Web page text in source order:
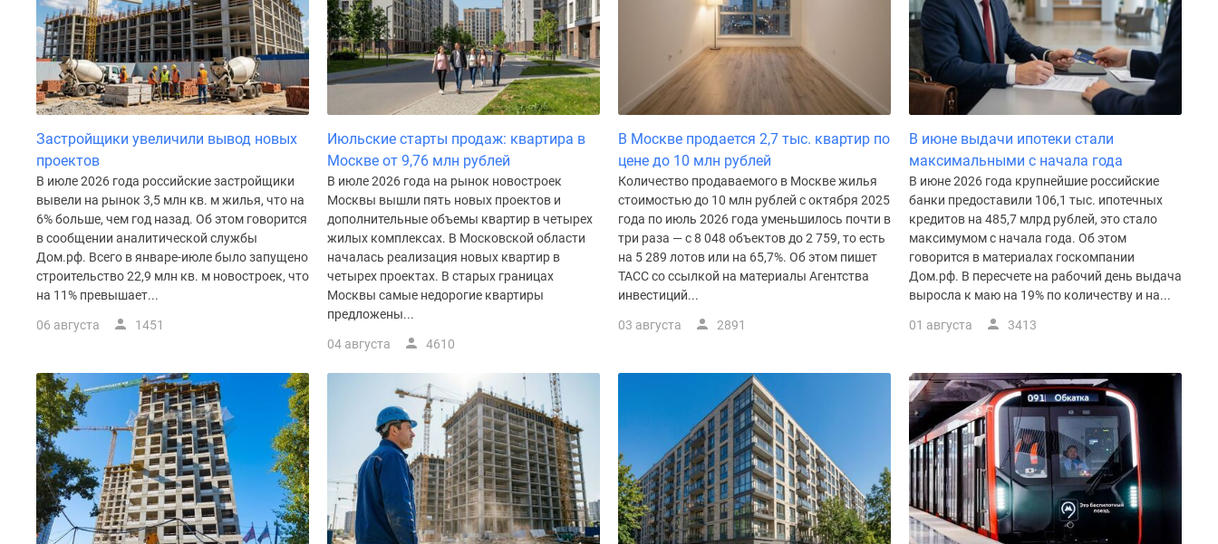
Субсидированная
застройщиком
Rutube
Москве
Программа
реновации
премиум-
класса
Новостройки
бизнес-
класса
Рассрочка
коттеджи
Коттеджные
поселки
Новой
Москве
Готовые
коттеджные
Застройщики увеличили вывод новых
проектов
В июле 2026 года российские застройщики
вывели на рынок 3,5 млн кв. м жилья, что на
6% больше, чем год назад. Об этом говорится
в сообщении аналитической службы
Дом.рф. Всего в январе-июле было запущено
строительство 22,9 млн кв. м новостроек, что
на 11% превышает...
06 августа 1451
Июльские старты продаж: квартира в
Москве от 9,76 млн рублей
В июле 2026 года на рынок новостроек
Москвы вышли пять новых проектов и
дополнительные объемы квартир в четырех
жилых комплексах. В Московской области
началась реализация новых квартир в
четырех проектах. В старых границах
Москвы самые недорогие квартиры
предложены...
04 августа 4610
В Москве продается 2,7 тыс. квартир по
цене до 10 млн рублей
Количество продаваемого в Москве жилья
стоимостью до 10 млн рублей с октября 2025
года по июль 2026 года уменьшилось почти в
три раза — с 8 048 объектов до 2 759, то есть
на 5 289 лотов или на 65,7%. Об этом пишет
ТАСС со ссылкой на материалы Агентства
инвестиций...
03 августа 2891
В июне выдачи ипотеки стали
максимальными с начала года
В июне 2026 года крупнейшие российские
банки предоставили 106,1 тыс. ипотечных
кредитов на 485,7 млрд рублей, это стало
максимумом с начала года. Об этом
говорится в материалах госкомпании
Дом.рф. В пересчете на рабочий день выдача
выросла к маю на 19% по количеству и на...
01 августа 3413